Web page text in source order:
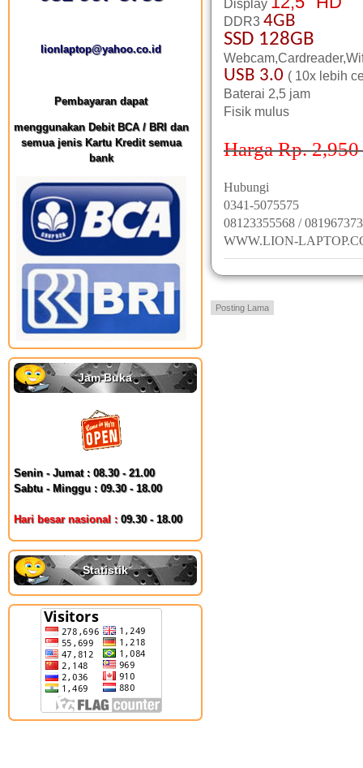
lionlaptop@yahoo.co.id
Pembayaran dapat
menggunakan Debit BCA / BRI dan
semua jenis Kartu Kredit semua
bank
Jam Buka
Senin - Jumat : 08.30 - 21.00
Sabtu - Minggu : 09.30 - 18.00
Hari besar nasional : 09.30 - 18.00
Statistik
Display
DDR3 4GB
SSD 128GB
USB 3.0 ( 10x lebih
Baterai 2,5 jam
Fisik mulus
Harga Rp.
Hubungi
0341-5075575
08123355568 /
WWW.LION-
Posting Lama